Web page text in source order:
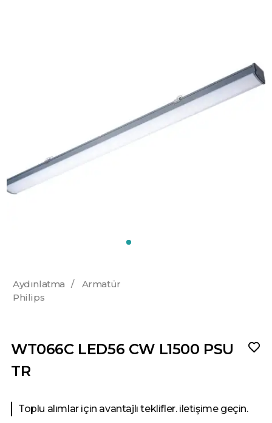
Aydınlatma /
Armatür
Philips
WT066C LED56 CW L1500 PSU
TR
Toplu alımlar için avantajlı teklifler. iletişime geçin.